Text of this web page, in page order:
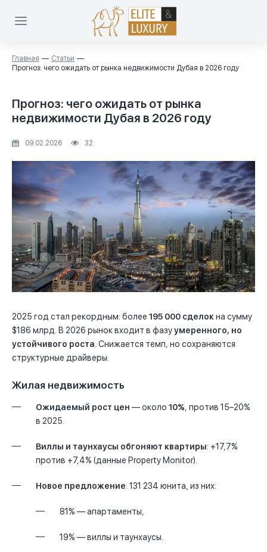
Главная
Статьи
Прогноз: чего ожидать от рынка недвижимости Дубая в 2026 году
Прогноз: чего ожидать от рынка
недвижимости Дубая в 2026 году
09.02.2026 32
2025 год стал рекордным: более 195 000 сделокна сумму
$186 млрд. В 2026 рынок входит в фазуумеренного, но
устойчивого роста . Снижается темп, но сохраняются
структурные драйверы.
Жилая недвижимость
Ожидаемый рост цен — около 10% , против 15–20%
в 2025.
Виллы и таунхаусы обгоняют квартиры: +17,7%
против +7,4% (данные Property Monitor).
Новое предложение: 131 234 юнита, из них:
81% — апартаменты,
19% — виллы и таунхаусы.